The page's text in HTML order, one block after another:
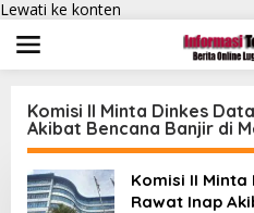
Lewati ke konten
Komisi II Minta Dinkes
Akibat Bencana Banjir di
Komisi II Minta
Rawat Inap